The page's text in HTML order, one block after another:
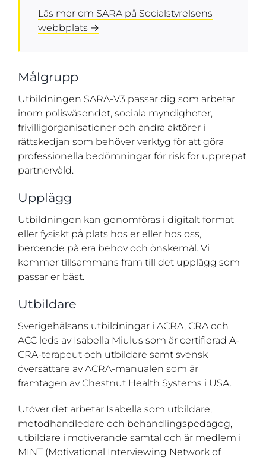
Läs mer om SARA på Socialstyrelsens
webbplats →
Målgrupp
Utbildningen SARA-V3 passar dig som arbetar
inom polisväsendet, sociala myndigheter,
frivilligorganisationer och andra aktörer i
rättskedjan som behöver verktyg för att göra
professionella bedömningar för risk för upprepat
partnervåld.
Upplägg
Utbildningen kan genomföras i digitalt format
eller fysiskt på plats hos er eller hos oss,
beroende på era behov och önskemål. Vi
kommer tillsammans fram till det upplägg som
passar er bäst.
Utbildare
Sverigehälsans utbildningar i ACRA, CRA och
ACC leds av Isabella Miulus som är certifierad A-
CRA-terapeut och utbildare samt svensk
översättare av ACRA-manualen som är
framtagen av Chestnut Health Systems i USA.
Utöver det arbetar Isabella som utbildare,
metodhandledare och behandlingspedagog,
utbildare i motiverande samtal och är medlem i
MINT (Motivational Interviewing Network of